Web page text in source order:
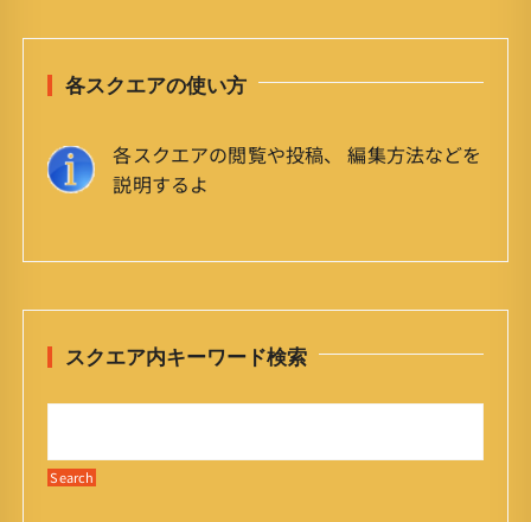
各スクエアの使い方
各スクエアの閲覧や投稿、 編集方法などを
説明するよ
スクエア内キーワード検索